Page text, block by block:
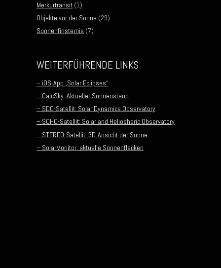
Merkurtransit (1)
Objekte vor der Sonne (29)
Sonnenfinsternis (7)
WEITERFÜHRENDE LINKS
– iOS-App „Solar Eclipses“
– CalcSky: Aktueller Sonnenstand
– SDO-Satellit: Solar Dynamics Observatory
– SOHO-Satellit: Solar and Heliosheric Observatory
– STEREO-Satellit: 3D-Ansicht der Sonne
– SolarMonitor: aktuelle Sonnenflecken